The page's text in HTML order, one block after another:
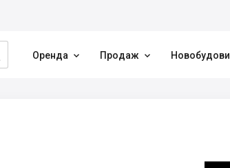
Оренда  Продаж  Новобудови